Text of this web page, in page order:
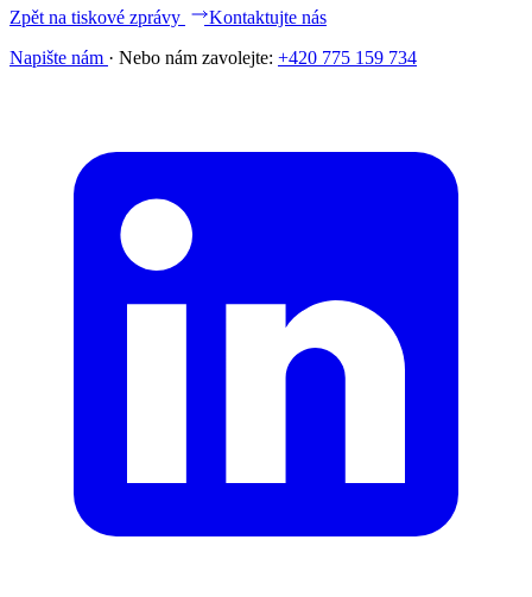
Zpět na tiskové zprávy
Kontaktujte nás
Napište nám · Nebo nám zavolejte: +420 775 159 734